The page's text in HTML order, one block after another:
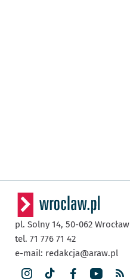
pl. Solny 14, 50-062 Wrocław
tel. 71 776 71 42
e-mail: redakcja@araw.pl